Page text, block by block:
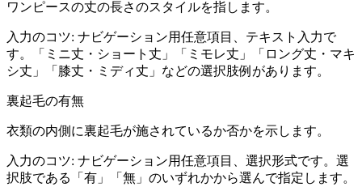
ワンピースの丈の長さのスタイルを指します。
入力のコツ: ナビゲーション用任意項目、テキスト入力で
す。「ミニ丈・ショート丈」「ミモレ丈」「ロング丈・マキ
シ丈」「膝丈・ミディ丈」などの選択肢例があります。
裏起毛の有無
衣類の内側に裏起毛が施されているか否かを示します。
入力のコツ: ナビゲーション用任意項目、選択形式です。選
択肢である「有」「無」のいずれかから選んで指定します。